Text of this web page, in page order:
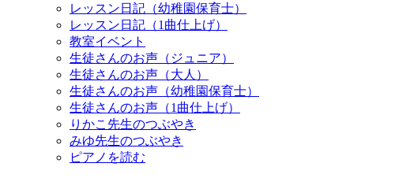
レッスン日記（幼稚園保育士）
レッスン日記（1曲仕上げ）
教室イベント
生徒さんのお声（ジュニア）
生徒さんのお声（大人）
生徒さんのお声（幼稚園保育士）
生徒さんのお声（1曲仕上げ）
りかこ先生のつぶやき
みゆ先生のつぶやき
ピアノを読む